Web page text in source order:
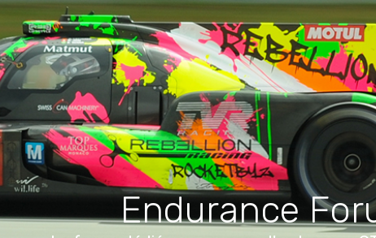
Endurance